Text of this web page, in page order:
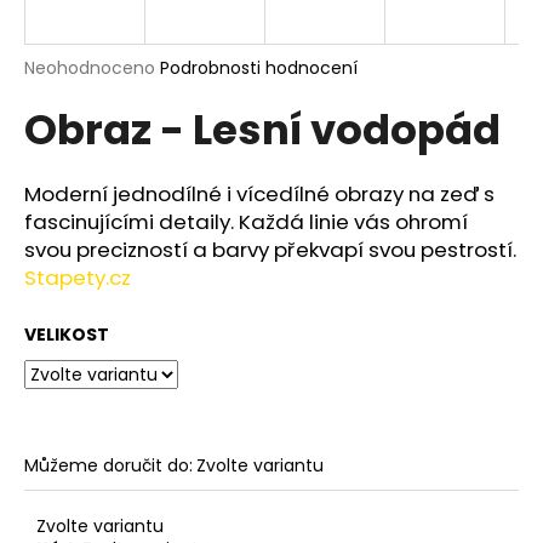
Průměrné
produktu
je
z
5
hvězdiček.
Neohodnoceno Podrobnosti hodnocení
Obraz - Lesní vodopád
Moderní jednodílné i vícedílné obrazy na zeď s
fascinujícími detaily. Každá linie vás ohromí
svou precizností a barvy překvapí svou pestrostí.
Stapety.cz
VELIKOST
Můžeme doručit do: Zvolte variantu
Zvolte variantu
j
t
?
D
o
r
u